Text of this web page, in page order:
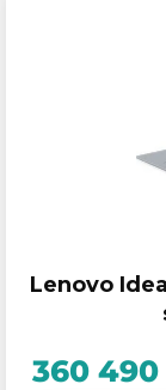
Lenovo
360 490